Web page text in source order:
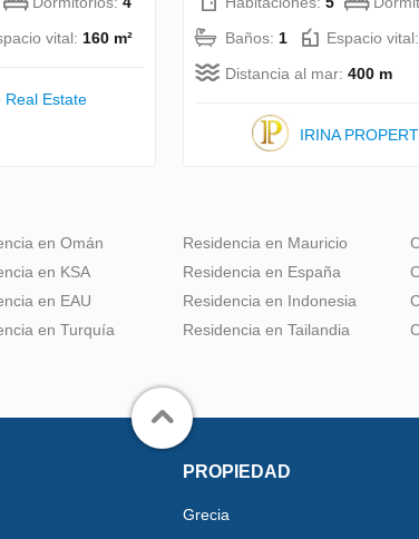
vital: 160 m²
Real Estate
Baños: 1
Espacio
Distancia al mar: 400 m
IRINA
en Omán
en KSA
en EAU
en Turquía
Residencia en Mauricio
Residencia en España
Residencia en Indonesia
Residencia en Tailandia
PROPIEDAD
Grecia